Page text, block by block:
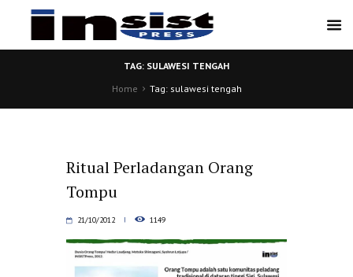
TAG: SULAWESI TENGAH
Home
Tag: sulawesi tengah
Ritual Perladangan Orang
Tompu
21/10/2012 1149